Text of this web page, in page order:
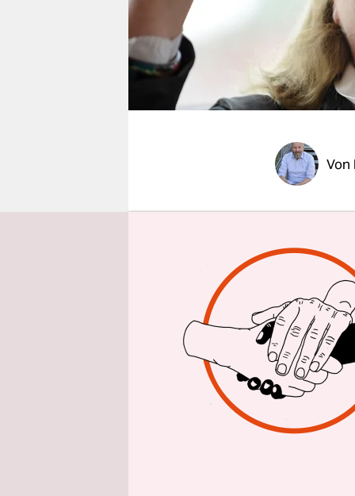
fragen & hilfe
unterstützen
genossenschaft
Von
Was für
der
alle
Dresdner
vom
dass sich
und
hat.
Was
und